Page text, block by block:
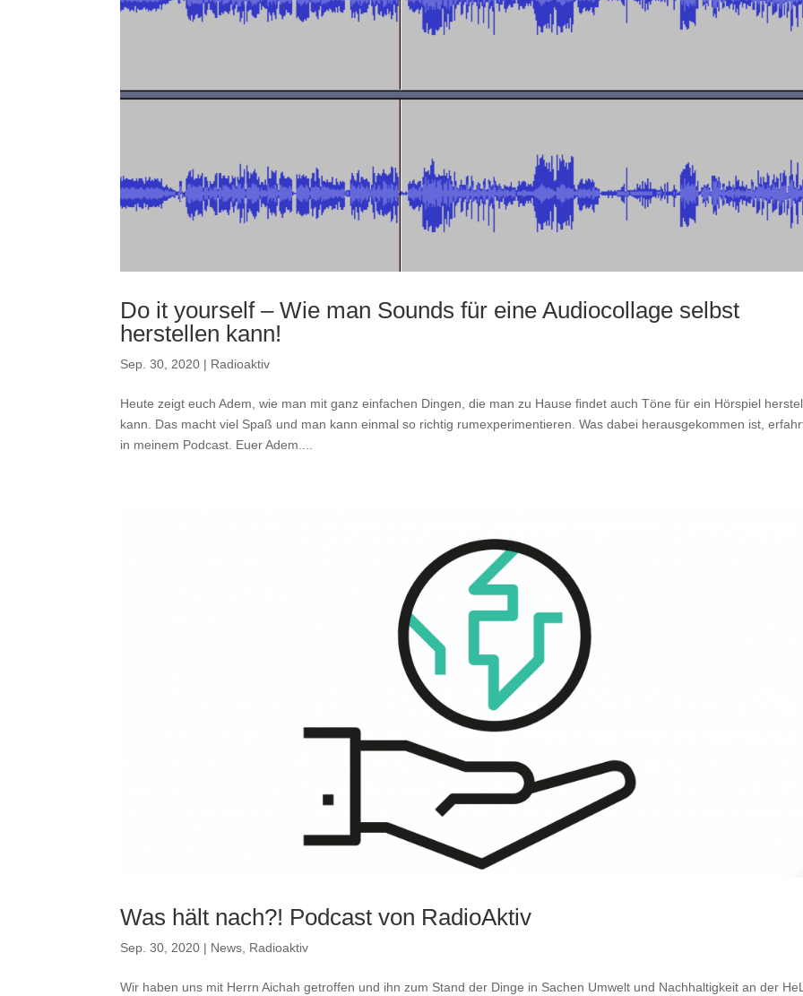
Do it yourself – Wie man Sounds für eine Audiocollage selbst
herstellen kann!
Sep. 30, 2020 | Radioaktiv
Heute zeigt euch Adem, wie man mit ganz einfachen Dingen, die man zu Hause findet auch Töne für ein Hörspiel
kann. Das macht viel Spaß und man kann einmal so richtig rumexperimentieren. Was dabei herausgekommen ist,
in meinem Podcast. Euer Adem....
Was hält nach?! Podcast von RadioAktiv
Sep. 30, 2020 | News Radioaktiv
Wir haben uns mit Herrn Aichah getroffen und ihn zum Stand der Dinge in Sachen Umwelt und Nachhaltigkeit an der